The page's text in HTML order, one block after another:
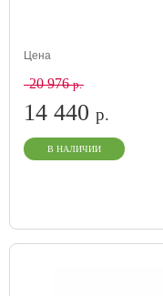
Цена
20 976р.
14 440 р.
В НАЛИЧИИ